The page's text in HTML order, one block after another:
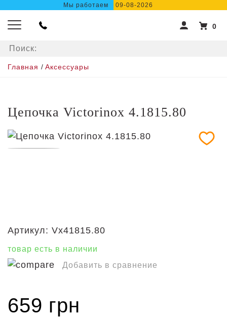
Мы работаем 09-08-2026
0
Главная / Аксессуары
Цепочка Victorinox 4.1815.80
Артикул: Vx41815.80
товар есть в наличии
Добавить в сравнение
659 грн